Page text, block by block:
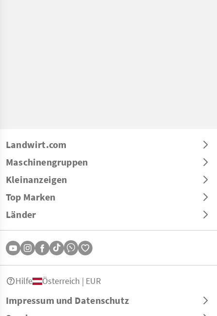
Landwirt.com
Maschinengruppen
Kleinanzeigen
Top Marken
Länder
Impressum und Datenschutz
Hilfe Österreich | EUR